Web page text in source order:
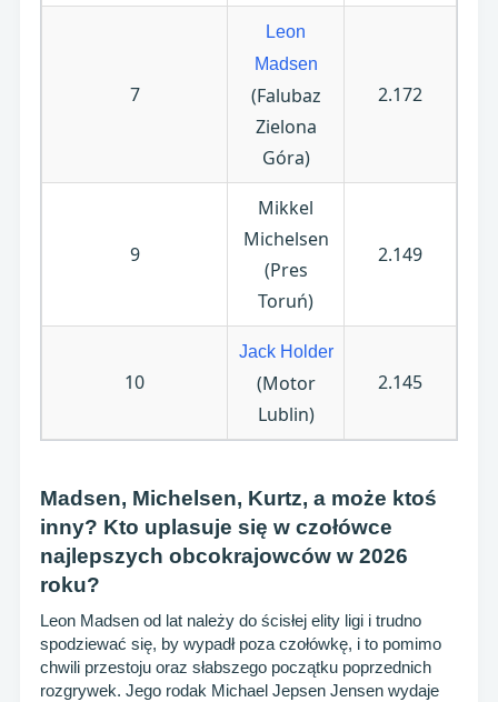
7
Leon
Madsen
(Falubaz
Zielona
Góra)
2.172
9
Mikkel
Michelsen
(Pres
Toruń)
2.149
10
Jack Holder
(Motor
Lublin)
2.145
Madsen, Michelsen, Kurtz, a może ktoś
inny? Kto uplasuje się w czołówce
najlepszych obcokrajowców w 2026
roku?
Leon Madsen od lat należy do ścisłej elity ligi i trudno
spodziewać się, by wypadł poza czołówkę, i to pomimo
chwili przestoju oraz słabszego początku poprzednich
rozgrywek. Jego rodak Michael Jepsen Jensen wydaje